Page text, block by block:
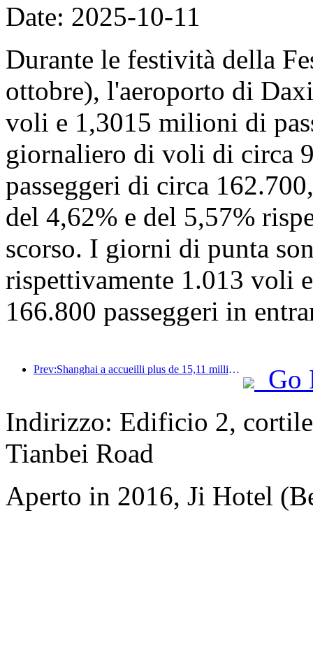
Date: 2025-10-11
Durante le festività della
ottobre), l'aeroporto di
voli e 1,3015 milioni di
giornaliero di voli di circa
passeggeri di circa
del 4,62% e del 5,57%
scorso. I giorni di punta
rispettivamente 1.013 voli
166.800 passeggeri in
Prev:Shanghai a accueilli plus de 15,11 millions de visiteurs au cours des quatre premiers jours des vacances de la mi-automne et de la fête nationale, soit une augmentation de plus de 20 % par rapport à l'année précédente.
Go
Indirizzo: Edificio 2,
Tianbei Road
Aperto in 2016, Ji Hotel